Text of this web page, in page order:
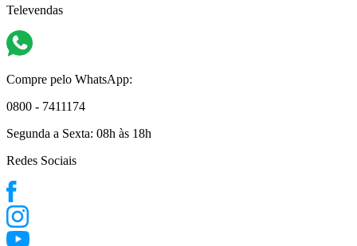
Televendas
Compre pelo WhatsApp:
0800 - 7411174
Segunda a Sexta: 08h às 18h
Redes Sociais